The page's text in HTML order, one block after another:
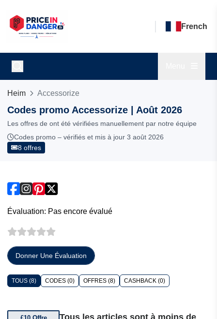
French
Heim Accessorize
Codes promo Accessorize | Août 2026
Les offres de ont été vérifiées manuellement par notre équipe
Codes promo – vérifiés et mis à jour 3 août 2026
8 offres
Évaluation: Pas encore évalué
Donner Une Évaluation
TOUS (8) CODES (0) OFFRES (8) CASHBACK (0)